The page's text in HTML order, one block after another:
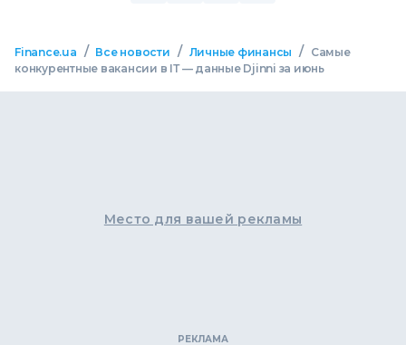
Finance.ua / Все новости / Личные финансы /
Самые
конкурентные вакансии в ІТ — данные Djinni за июнь
Место для вашей рекламы